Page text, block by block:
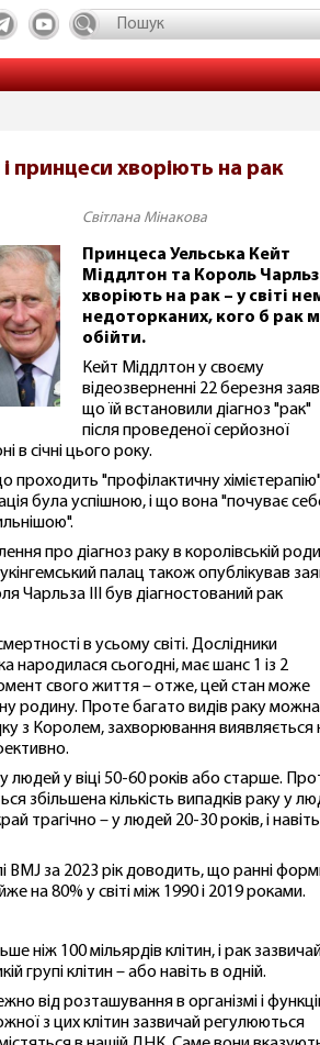
і принцеси хворіють на рак
Світлана Мінакова
Принцеса Уельська Кейт
Міддлтон та Король Чарльз
хворіють на рак – у світі
недоторканих, кого б рак
обійти.
Кейт Міддлтон у своєму
відеозверненні 22 березня
що їй встановили діагноз "рак"
після проведеної серйозної
в січні цього року.
проходить "профілактичну
була успішною, і що вона "почуває
про діагноз раку в королівській
палац також опублікував
Чарльза III був діагностований рак
в усьому світі. Дослідники
сьогодні, має шанс 1 із 2
свого життя – отже, цей стан може
родину. Проте багато видів раку можна
з Королем, захворювання виявляється
людей у віці 50-60 років або старше.
збільшена кількість випадків раку у
трагічно – у людей 20-30 років, і
BMJ за 2023 рік доводить, що ранні
на 80% у світі між 1990 і 2019 роками.
ніж 100 мільярдів клітин, і рак
групі клітин – або навіть в одній.
від розташування в організмі і
з цих клітин зазвичай регулюються